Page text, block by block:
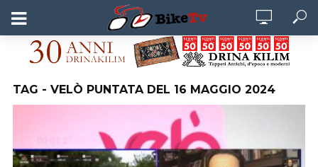
TAG - VELÒ PUNTATA DEL 16 MAGGIO 2024